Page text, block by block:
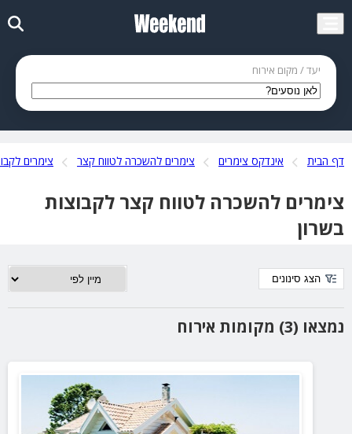
יעד / מקום אירוח
דף הבית אינדקס צימרים צימרים להשכרה לטווח קצר צימרים
צימרים להשכרה לטווח קצר לקבוצות
בשרון
נמצאו (3) מקומות אירוח
הצג סינונים